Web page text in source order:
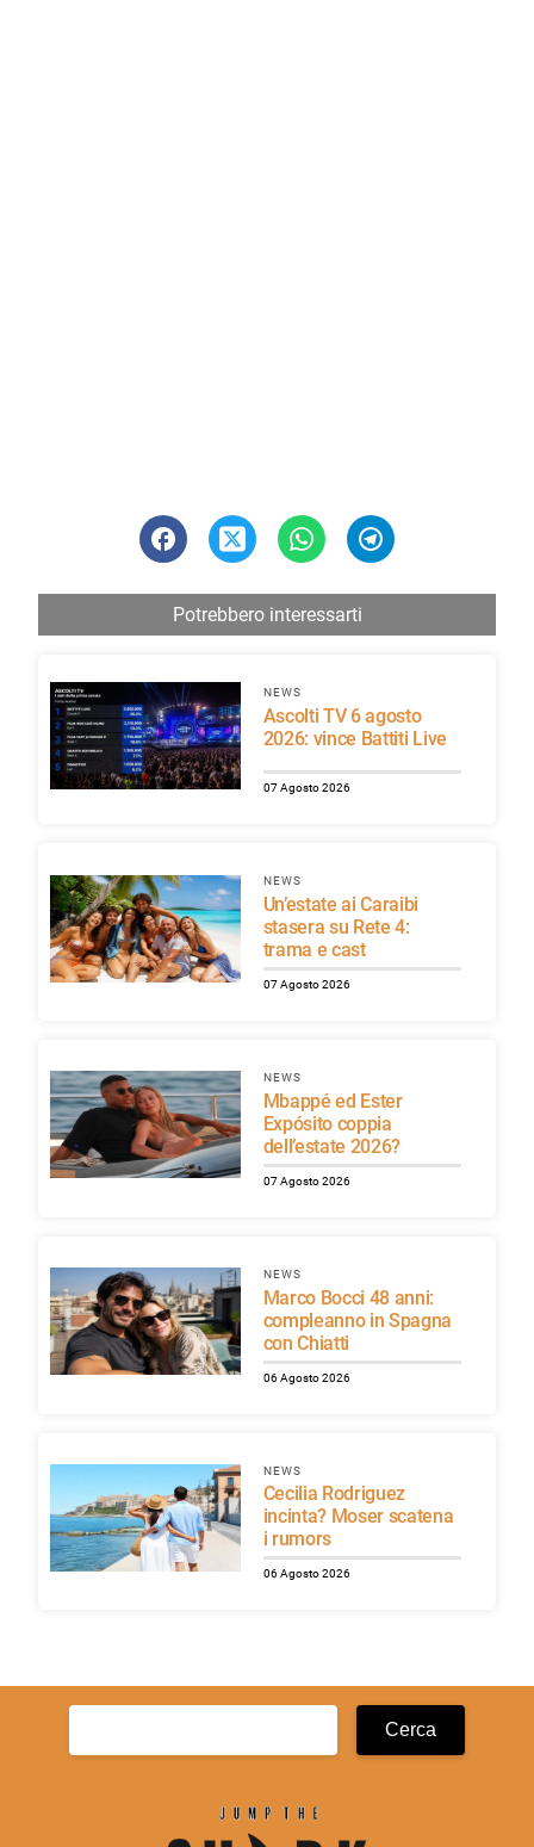
Potrebbero interessarti
NEWS
Ascolti TV 6 agosto
2026: vince Battiti Live
07 Agosto 2026
NEWS
Un’estate ai Caraibi
stasera su Rete 4:
trama e cast
07 Agosto 2026
NEWS
Mbappé ed Ester
Expósito coppia
dell’estate 2026?
07 Agosto 2026
NEWS
Marco Bocci 48 anni:
compleanno in Spagna
con Chiatti
06 Agosto 2026
NEWS
Cecilia Rodriguez
incinta? Moser scatena
i rumors
06 Agosto 2026